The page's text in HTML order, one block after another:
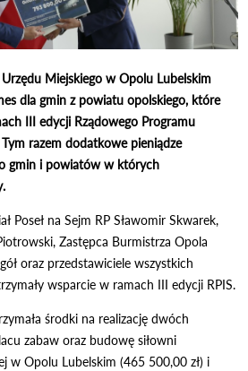
Miejskiego w Opolu Lubelskim
dla gmin z powiatu opolskiego, które
III edycji Rządowego Programu
razem dodatkowe pieniądze
gmin i powiatów w których
Poseł na Sejm RP Sławomir Skwarek,
Zastępca Burmistrza Opola
oraz przedstawiciele wszystkich
wsparcie w ramach III edycji RPIS.
środki na realizację dwóch
zabaw oraz budowę siłowni
w Opolu Lubelskim (465 500,00 zł) i